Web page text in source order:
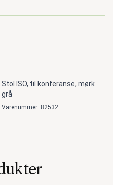
Stol ISO, til konferanse, mørk
grå
Varenummer: 82532